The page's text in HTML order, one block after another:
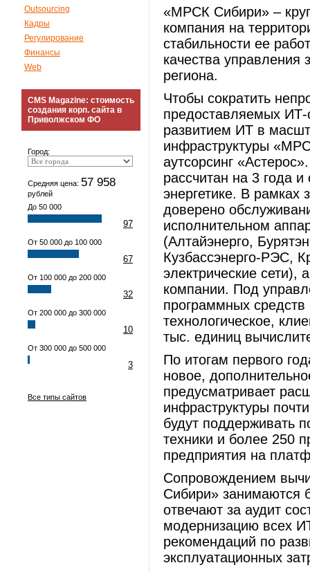
Outsourcing
Кадры
Регулирование
Финансы
Web
CMS Magazine: стоимость
создания корп. сайта в
Приволжском ФО
Город:
Средняя цена: 57 958
рублей
До 50 000
97
От 50 000 до 100 000
67
От 100 000 до 200 000
32
От 200 000 до 300 000
10
От 300 000 до 500 000
3
Все типы сайтов
«МРСК Сибири» –
компания на
стабильности ее
качества управления
региона.
Чтобы сократить
предоставляемых ИТ-
развитием ИТ в
инфраструктуры
аутсорсинг
рассчитан на 3 года
энергетике. В рамках
доверено
исполнительном
(Алтайэнерго,
Кузбассэнерго-РЭС,
электрические сети),
компании. Под
программных
технологическое,
тыс. единиц
По итогам первого
новое,
предусматривает
инфраструктуры
будут поддерживать
техники и более 250
предприятия на
Сопровождением
Сибири» занимаются
отвечают за аудит
модернизацию всех
рекомендаций по
эксплуатационных